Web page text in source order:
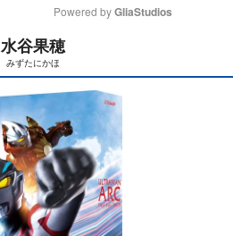
t
e
Powered by GliaStudios
水谷果穂
みずたにかほ